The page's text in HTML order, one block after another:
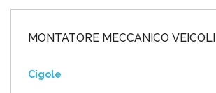
MONTATORE MECCANICO VEICOLI
Cigole